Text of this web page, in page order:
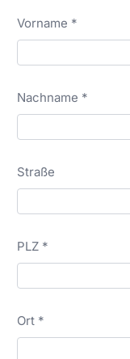
Vorname *
Nachname *
Straße
PLZ *
Ort *